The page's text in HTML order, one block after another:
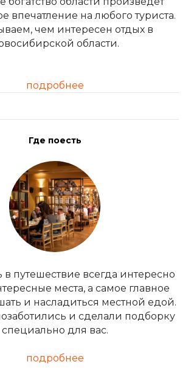
впечатление на любого туриста.
чем интересен отдых в
области.
подробнее
Где поесть
в путешествие всегда интересно
места, а самое главное
и насладиться местной едой.
и сделали подборку
специально для вас.
подробнее